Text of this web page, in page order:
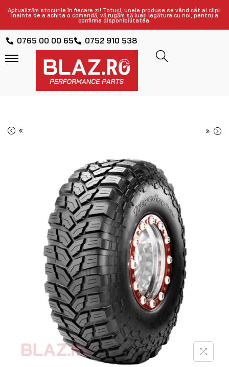
Actualizăm stocurile în fiecare zi! Totuși, unele produse se vând cât ai clipi.
Înainte de a achita o comandă, vă rugăm să luați legătura cu noi, pentru a
confirma disponibilitatea.
0765 00 00 65 0752 910 538
« »